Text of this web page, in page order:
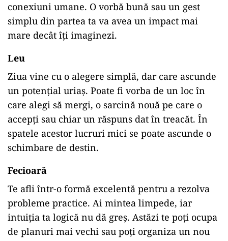
conexiuni umane. O vorbă bună sau un gest
simplu din partea ta va avea un impact mai
mare decât îți imaginezi.
Leu
Ziua vine cu o alegere simplă, dar care ascunde
un potențial uriaș. Poate fi vorba de un loc în
care alegi să mergi, o sarcină nouă pe care o
accepți sau chiar un răspuns dat în treacăt. În
spatele acestor lucruri mici se poate ascunde o
schimbare de destin.
Fecioară
Te afli într-o formă excelentă pentru a rezolva
probleme practice. Ai mintea limpede, iar
intuiția ta logică nu dă greș. Astăzi te poți ocupa
de planuri mai vechi sau poți organiza un nou